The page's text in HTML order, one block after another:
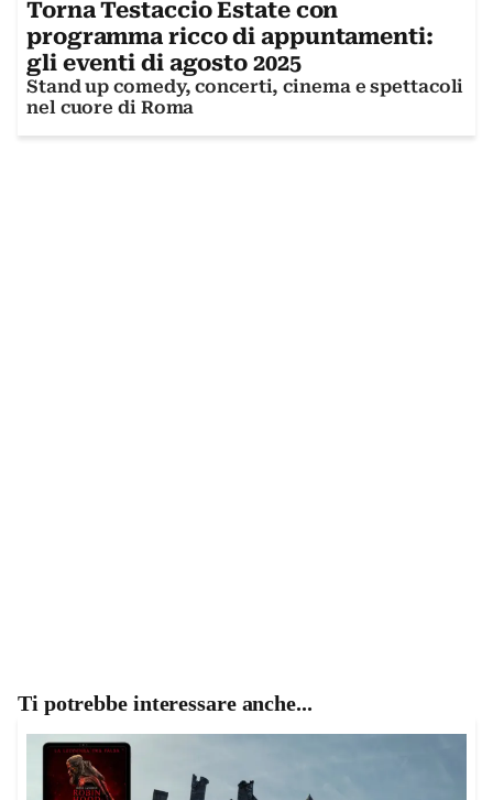
Torna Testaccio Estate con
programma ricco di appuntamenti:
gli eventi di agosto 2025
Stand up comedy, concerti, cinema e spettacoli
nel cuore di Roma
Ti potrebbe interessare anche...